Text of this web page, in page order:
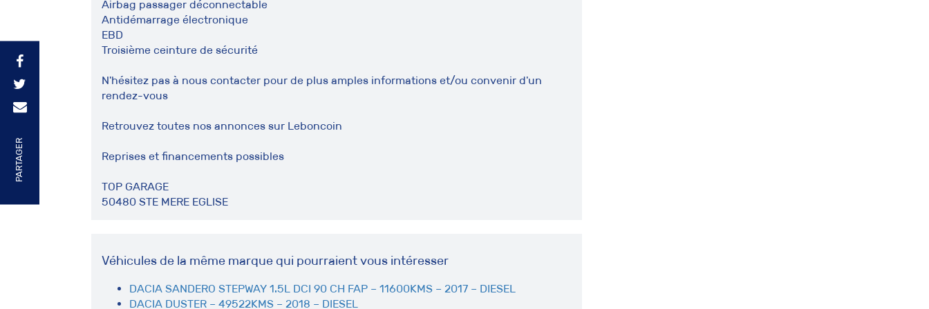
PARTAGER
Airbag passager déconnectable
Antidémarrage électronique
EBD
Troisième ceinture de sécurité
N'hésitez pas à nous contacter pour de plus amples informations et/ou convenir d'un
rendez-vous
Retrouvez toutes nos annonces sur Leboncoin
Reprises et financements possibles
TOP GARAGE
50480 STE MERE EGLISE
Véhicules de la même marque qui pourraient vous intéresser
DACIA SANDERO STEPWAY 1.5L DCI 90 CH FAP – 11600KMS – 2017 – DIESEL
DACIA DUSTER – 49522KMS – 2018 – DIESEL